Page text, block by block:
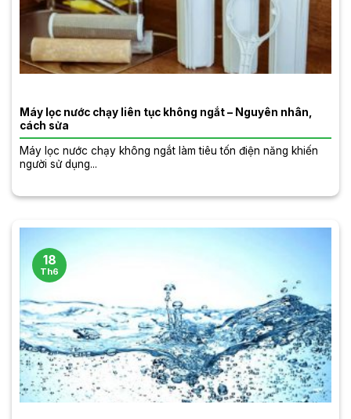
Máy lọc nước chạy liên tục không ngắt – Nguyên nhân,
cách sửa
Máy lọc nước chạy không ngắt làm tiêu tốn điện năng khiến
người sử dụng...
18
Th6